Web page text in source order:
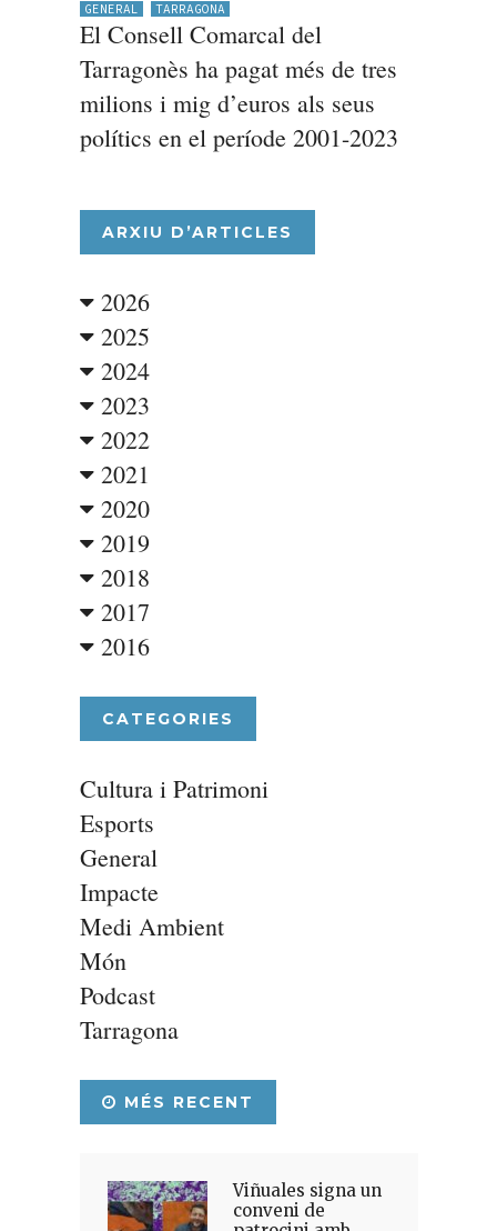
GENERAL TARRAGONA
El Consell Comarcal del
Tarragonès ha pagat més de tres
milions i mig d’euros als seus
polítics en el període 2001-2023
ARXIU D’ARTICLES
2026
2025
2024
2023
2022
2021
2020
2019
2018
2017
2016
CATEGORIES
Cultura i Patrimoni
Esports
General
Impacte
Medi Ambient
Món
Podcast
Tarragona
MÉS RECENT
Viñuales signa un
conveni de